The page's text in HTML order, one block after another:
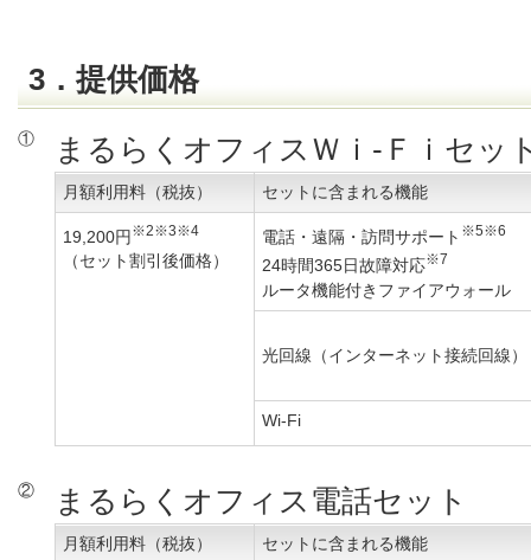
3．提供価格
① まるらくオフィスＷｉ-Ｆｉセッ
月額利用料（税抜） セットに含まれる機能
19,200円※2※3※4
（セット割引後価格）
電話・遠隔・訪問サポート ※5※6
24時間365日故障対応※7
ルータ機能付きファイアウォール
光回線（インターネット接続回線）
Wi-Fi
② まるらくオフィス電話セット
月額利用料（税抜） セットに含まれる機能